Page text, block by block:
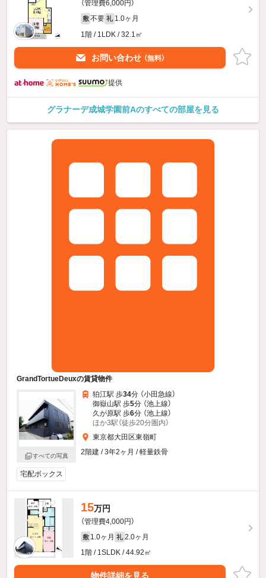
（管理費6,000円）
敷 不要 礼 1.0ヶ月
1階 / 1LDK / 32.1㎡
お問い合わせ （無料）
提供
グラナーデ成城学園前Aのすべての部屋を見る
GrandTortueDeuxの賃貸物件
すべての写真
狛江駅 歩34分 （小田急線）
御嶽山駅 歩5分 （池上線）
久が原駅 歩6分 （池上線）
ほか3駅（徒歩20分圏内）
東京都大田区東嶺町
2階建 / 3年2ヶ月 / 軽量鉄骨
宅配ボックス
15万円
（管理費4,000円）
敷 1.0ヶ月 礼 2.0ヶ月
1階 / 1SLDK / 44.92㎡
物件詳細を見る